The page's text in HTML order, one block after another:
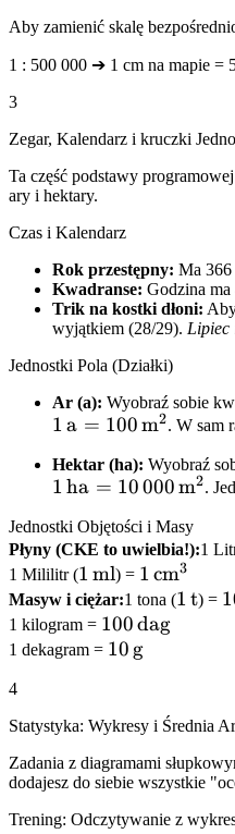
Aby zamienić skalę
1 : 500 000 ➔ 1 cm na mapie =
3
Zegar, Kalendarz i kruczki
Ta część podstawy
ary i hektary.
Czas i Kalendarz
Rok przestępny: Ma 366
Kwadranse: Godzina ma
Trik na kostki dłoni:
wyjątkiem (28/29). Lipiec
Jednostki Pola (Działki)
Ar (a): Wyobraź sobie
1\,\text{a} =
1a = 100m2. W sam
Hektar (ha): Wyobraź
1\,\text{ha} =
1ha = 10000 m2.
Jednostki Objętości i Masy
Płyny (CKE to uwielbia!):1
1 Mililitr (1\,\text{ml}
1ml) = 1 cm3
Masyw i ciężar:1 tona (1t) =
1 kilogram = 100dag
1 dekagram = 10\,\text{g}
10 g
4
Statystyka: Wykresy i Średnia
Zadania z diagramami
dodajesz do siebie wszystkie
Trening: Odczytywanie z